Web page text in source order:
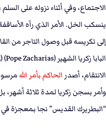
الاجتماع، وفي أثناء نزوله على
ينسكب الخل. الأمر الذي رآه
إلى تكريسه قبل وصول التاجر من
الانتقام، أصدر الحاكم بأمر الله
وأمر بسجن زكريا لمدة ثلاثة أشهر،
“البطريرك القديس” نجا بمعجزة